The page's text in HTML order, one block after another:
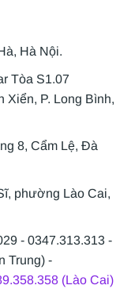
Hà Nội.
Tòa S1.07
Xiển, P. Long Bình,
8, Cẩm Lệ, Đà
phường Lào Cai,
- 0347.313.313 -
Trung) -
(Lào Cai)